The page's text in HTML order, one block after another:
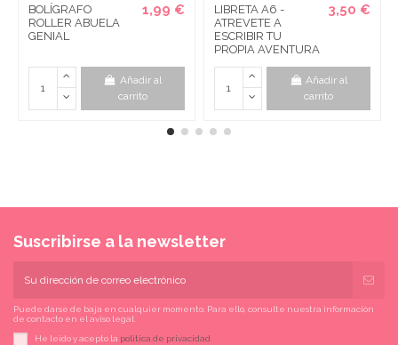
BOLÍGRAFO
ROLLER ABUELA
GENIAL
1,99 €
Añadir al
carrito
LIBRETA A6 -
ATREVETE A
ESCRIBIR TU
PROPIA AVENTURA
3,50 €
Añadir al
carrito
Suscribirse a la newsletter
Puede darse de baja en cualquier momento. Para ello, consulte nuestra información
de contacto en el aviso legal.
He leído y acepto la política de privacidad